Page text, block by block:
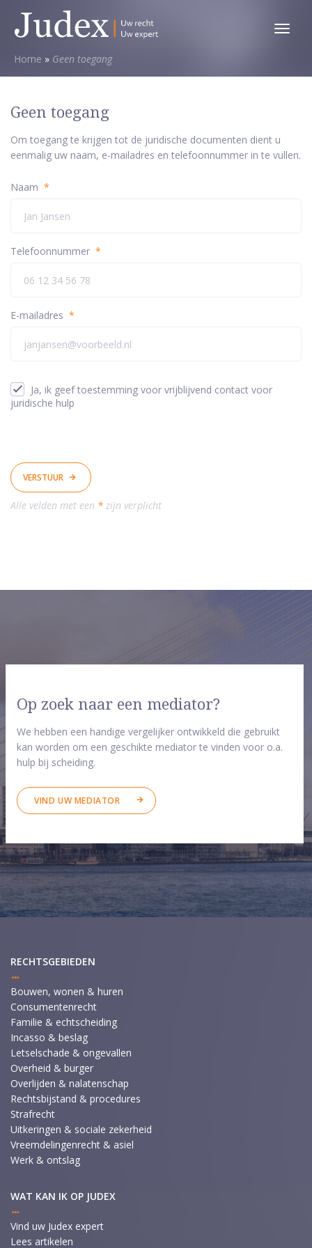
Toggle
Home » Geen toegang
Geen toegang
Om toegang te krijgen tot de juridische documenten dient u
eenmalig uw naam, e-mailadres en telefoonnummer in te vullen.
Naam *
Telefoonnummer *
E-mailadres *
Ja, ik geef toestemming voor vrijblijvend contact voor
juridische hulp
VERSTUUR
Alle velden met een * zijn verplicht
Op zoek naar een mediator?
We hebben een handige vergelijker ontwikkeld die gebruikt
kan worden om een geschikte mediator te vinden voor o.a.
hulp bij scheiding.
VIND UW MEDIATOR
RECHTSGEBIEDEN
Bouwen, wonen & huren
Consumentenrecht
Familie & echtscheiding
Incasso & beslag
Letselschade & ongevallen
Overheid & burger
Overlijden & nalatenschap
Rechtsbijstand & procedures
Strafrecht
Uitkeringen & sociale zekerheid
Vreemdelingenrecht & asiel
Werk & ontslag
WAT KAN IK OP JUDEX
Vind uw Judex expert
Lees artikelen